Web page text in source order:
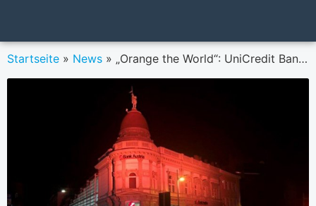
Startseite » News » „Orange the World“: UniCredit Bank Austria für die Überwindung von Gewalt an Frauen